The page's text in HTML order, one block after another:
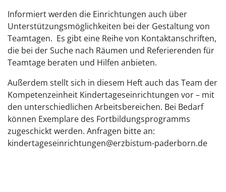
Informiert werden die Einrichtungen auch über
Unterstützungsmöglichkeiten bei der Gestaltung von
Teamtagen. Es gibt eine Reihe von Kontaktanschriften,
die bei der Suche nach Räumen und Referierenden für
Teamtage beraten und Hilfen anbieten.
Außerdem stellt sich in diesem Heft auch das Team der
Kompetenzeinheit Kindertageseinrichtungen vor – mit
den unterschiedlichen Arbeitsbereichen. Bei Bedarf
können Exemplare des Fortbildungsprogramms
zugeschickt werden. Anfragen bitte an:
kindertageseinrichtungen@erzbistum-paderborn.de